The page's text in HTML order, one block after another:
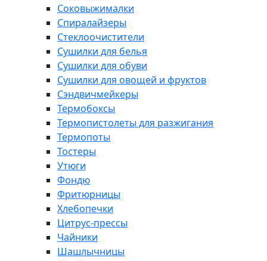
Соковыжималки
Спиралайзеры
Стеклоочистители
Сушилки для белья
Сушилки для обуви
Сушилки для овощей и фруктов
Сэндвичмейкеры
Термобоксы
Термопистолеты для разжигания
Термопоты
Тостеры
Утюги
Фондю
Фритюрницы
Хлебопечки
Цитрус-прессы
Чайники
Шашлычницы